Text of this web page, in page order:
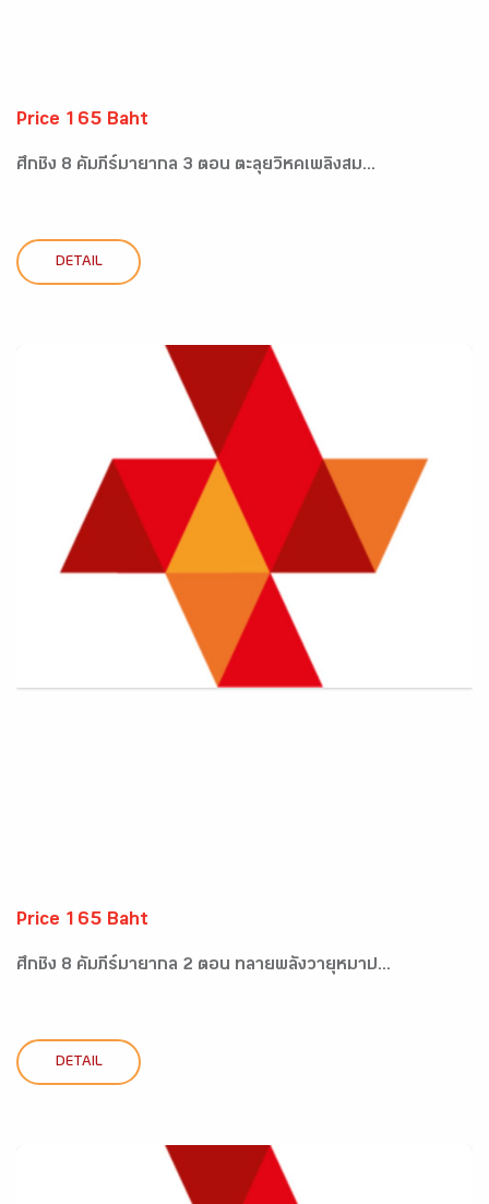
Price 165 Baht
ศึกชิง 8 คัมภีร์มายากล 3 ตอน ตะลุยวิหคเพลิงสม...
DETAIL
Price 165 Baht
ศึกชิง 8 คัมภีร์มายากล 2 ตอน ทลายพลังวายุหมาป...
DETAIL